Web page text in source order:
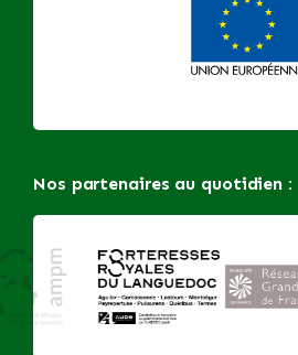
Nos partenaires au quotidien :